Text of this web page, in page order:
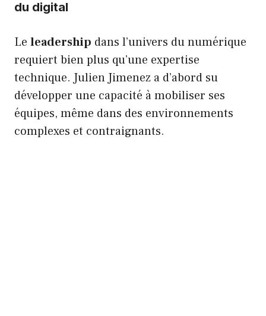
du digital
Le leadership dans l’univers du numérique
requiert bien plus qu’une expertise
technique. Julien Jimenez a d’abord su
développer une capacité à mobiliser ses
équipes, même dans des environnements
complexes et contraignants.